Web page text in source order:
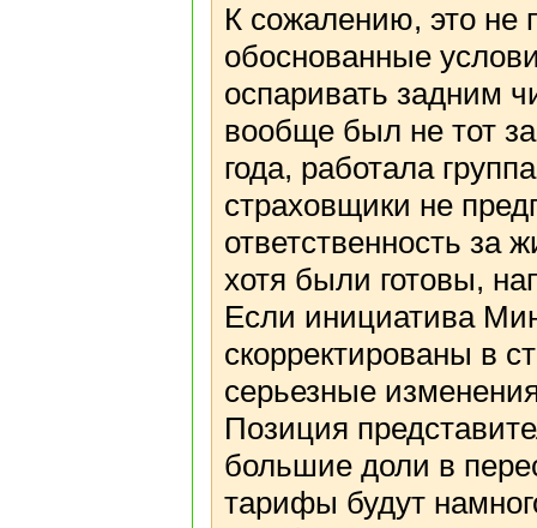
К сожалению, это не
обоснованные
оспаривать задним
вообще был не тот
года, работала
страховщики не
ответственность за
хотя были готовы,
Если инициатива
скорректированы в
серьезные
Позиция
большие доли в
тарифы будут